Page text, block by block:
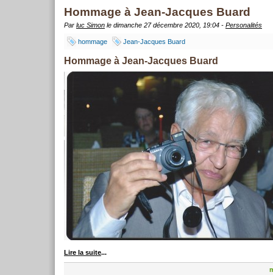
Hommage à Jean-Jacques Buard
Par luc Simon le dimanche 27 décembre 2020, 19:04 - Personalités
hommage Jean-Jacques Buard
Hommage à Jean-Jacques Buard
Lire la suite...